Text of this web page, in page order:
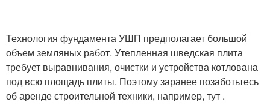
Технология фундамента УШП предполагает большой
объем земляных работ. Утепленная шведская плита
требует выравнивания, очистки и устройства котлована
под всю площадь плиты. Поэтому заранее позаботьтесь
об аренде строительной техники, например, тут .